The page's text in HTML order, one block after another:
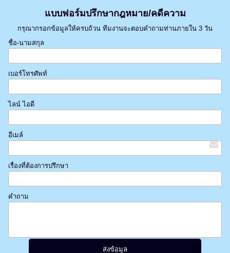
แบบฟอร์มปรึกษากฎหมาย/คดีความ
กรุณากรอกข้อมูลให้ครบถ้วน ทีมงานจะตอบคำถามท่านภายใน 3 วัน
ชื่อ-นามสกุล
เบอร์โทรศัพท์
ไลน์ ไอดี
อีเมล์
เรื่องที่ต้องการปรึกษา
คำถาม